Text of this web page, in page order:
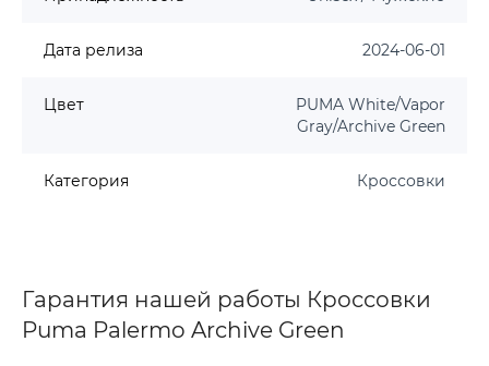
Дата релиза 2024-06-01
Цвет
PUMA White/Vapor
Gray/Archive Green
Категория Кроссовки
Гарантия нашей работы Кроссовки
Puma Palermo Archive Green